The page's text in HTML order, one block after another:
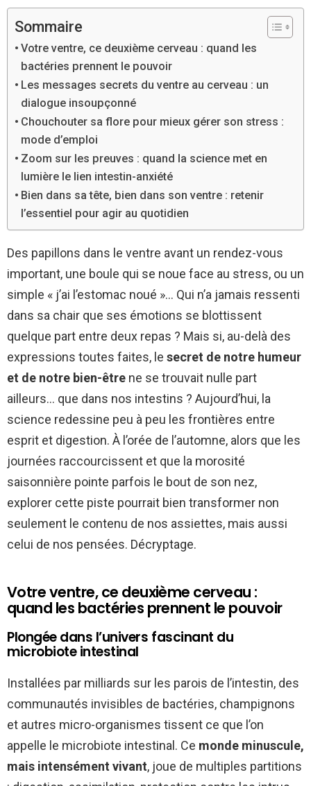
Sommaire
Votre ventre, ce deuxième cerveau : quand les
bactéries prennent le pouvoir
Les messages secrets du ventre au cerveau : un
dialogue insoupçonné
Chouchouter sa flore pour mieux gérer son stress :
mode d’emploi
Zoom sur les preuves : quand la science met en
lumière le lien intestin-anxiété
Bien dans sa tête, bien dans son ventre : retenir
l’essentiel pour agir au quotidien
Des papillons dans le ventre avant un rendez-vous
important, une boule qui se noue face au stress, ou un
simple « j’ai l’estomac noué »… Qui n’a jamais ressenti
dans sa chair que ses émotions se blottissent
quelque part entre deux repas ? Mais si, au-delà des
expressions toutes faites, le secret de notre humeur
et de notre bien-être ne se trouvait nulle part
ailleurs… que dans nos intestins ? Aujourd’hui, la
science redessine peu à peu les frontières entre
esprit et digestion. À l’orée de l’automne, alors que les
journées raccourcissent et que la morosité
saisonnière pointe parfois le bout de son nez,
explorer cette piste pourrait bien transformer non
seulement le contenu de nos assiettes, mais aussi
celui de nos pensées. Décryptage.
Votre ventre, ce deuxième cerveau :
quand les bactéries prennent le pouvoir
Plongée dans l’univers fascinant du
microbiote intestinal
Installées par milliards sur les parois de l’intestin, des
communautés invisibles de bactéries, champignons
et autres micro-organismes tissent ce que l’on
appelle le microbiote intestinal. Ce monde minuscule,
mais intensément vivant, joue de multiples partitions